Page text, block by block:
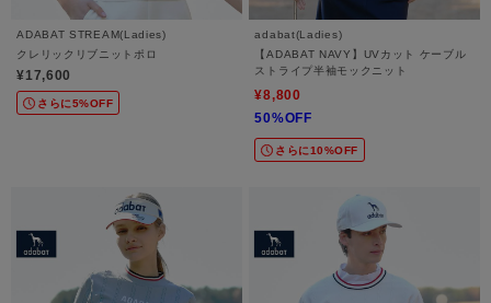
ADABAT STREAM(Ladies)
クレリックリブニットポロ
¥17,600
さらに5%OFF
adabat(Ladies)
【ADABAT NAVY】UVカット ケーブル
ストライプ半袖モックニット
¥8,800
50%OFF
さらに10%OFF